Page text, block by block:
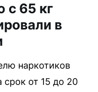
с 65 кг
в
наркотиков
срок от 15 до 20